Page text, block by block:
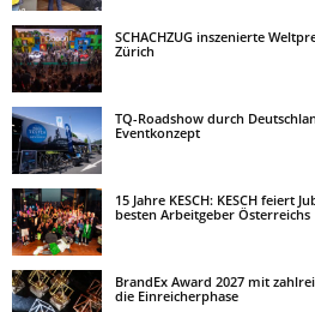
SCHACHZUG inszenierte
Zürich
TQ-Roadshow durch
Eventkonzept
15 Jahre KESCH: KESCH feiert
besten Arbeitgeber Österreichs
BrandEx Award 2027 mit
die Einreicherphase